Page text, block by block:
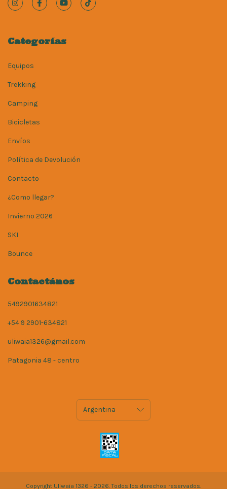
Categorías
Equipos
Trekking
Camping
Bicicletas
Envíos
Política de Devolución
Contacto
¿Como llegar?
Invierno 2026
SKI
Bounce
Contactános
5492901634821
+54 9 2901-634821
uliwaia1326@gmail.com
Patagonia 48 - centro
Copyright Uliwaia 1326 - 2026. Todos los derechos reservados.